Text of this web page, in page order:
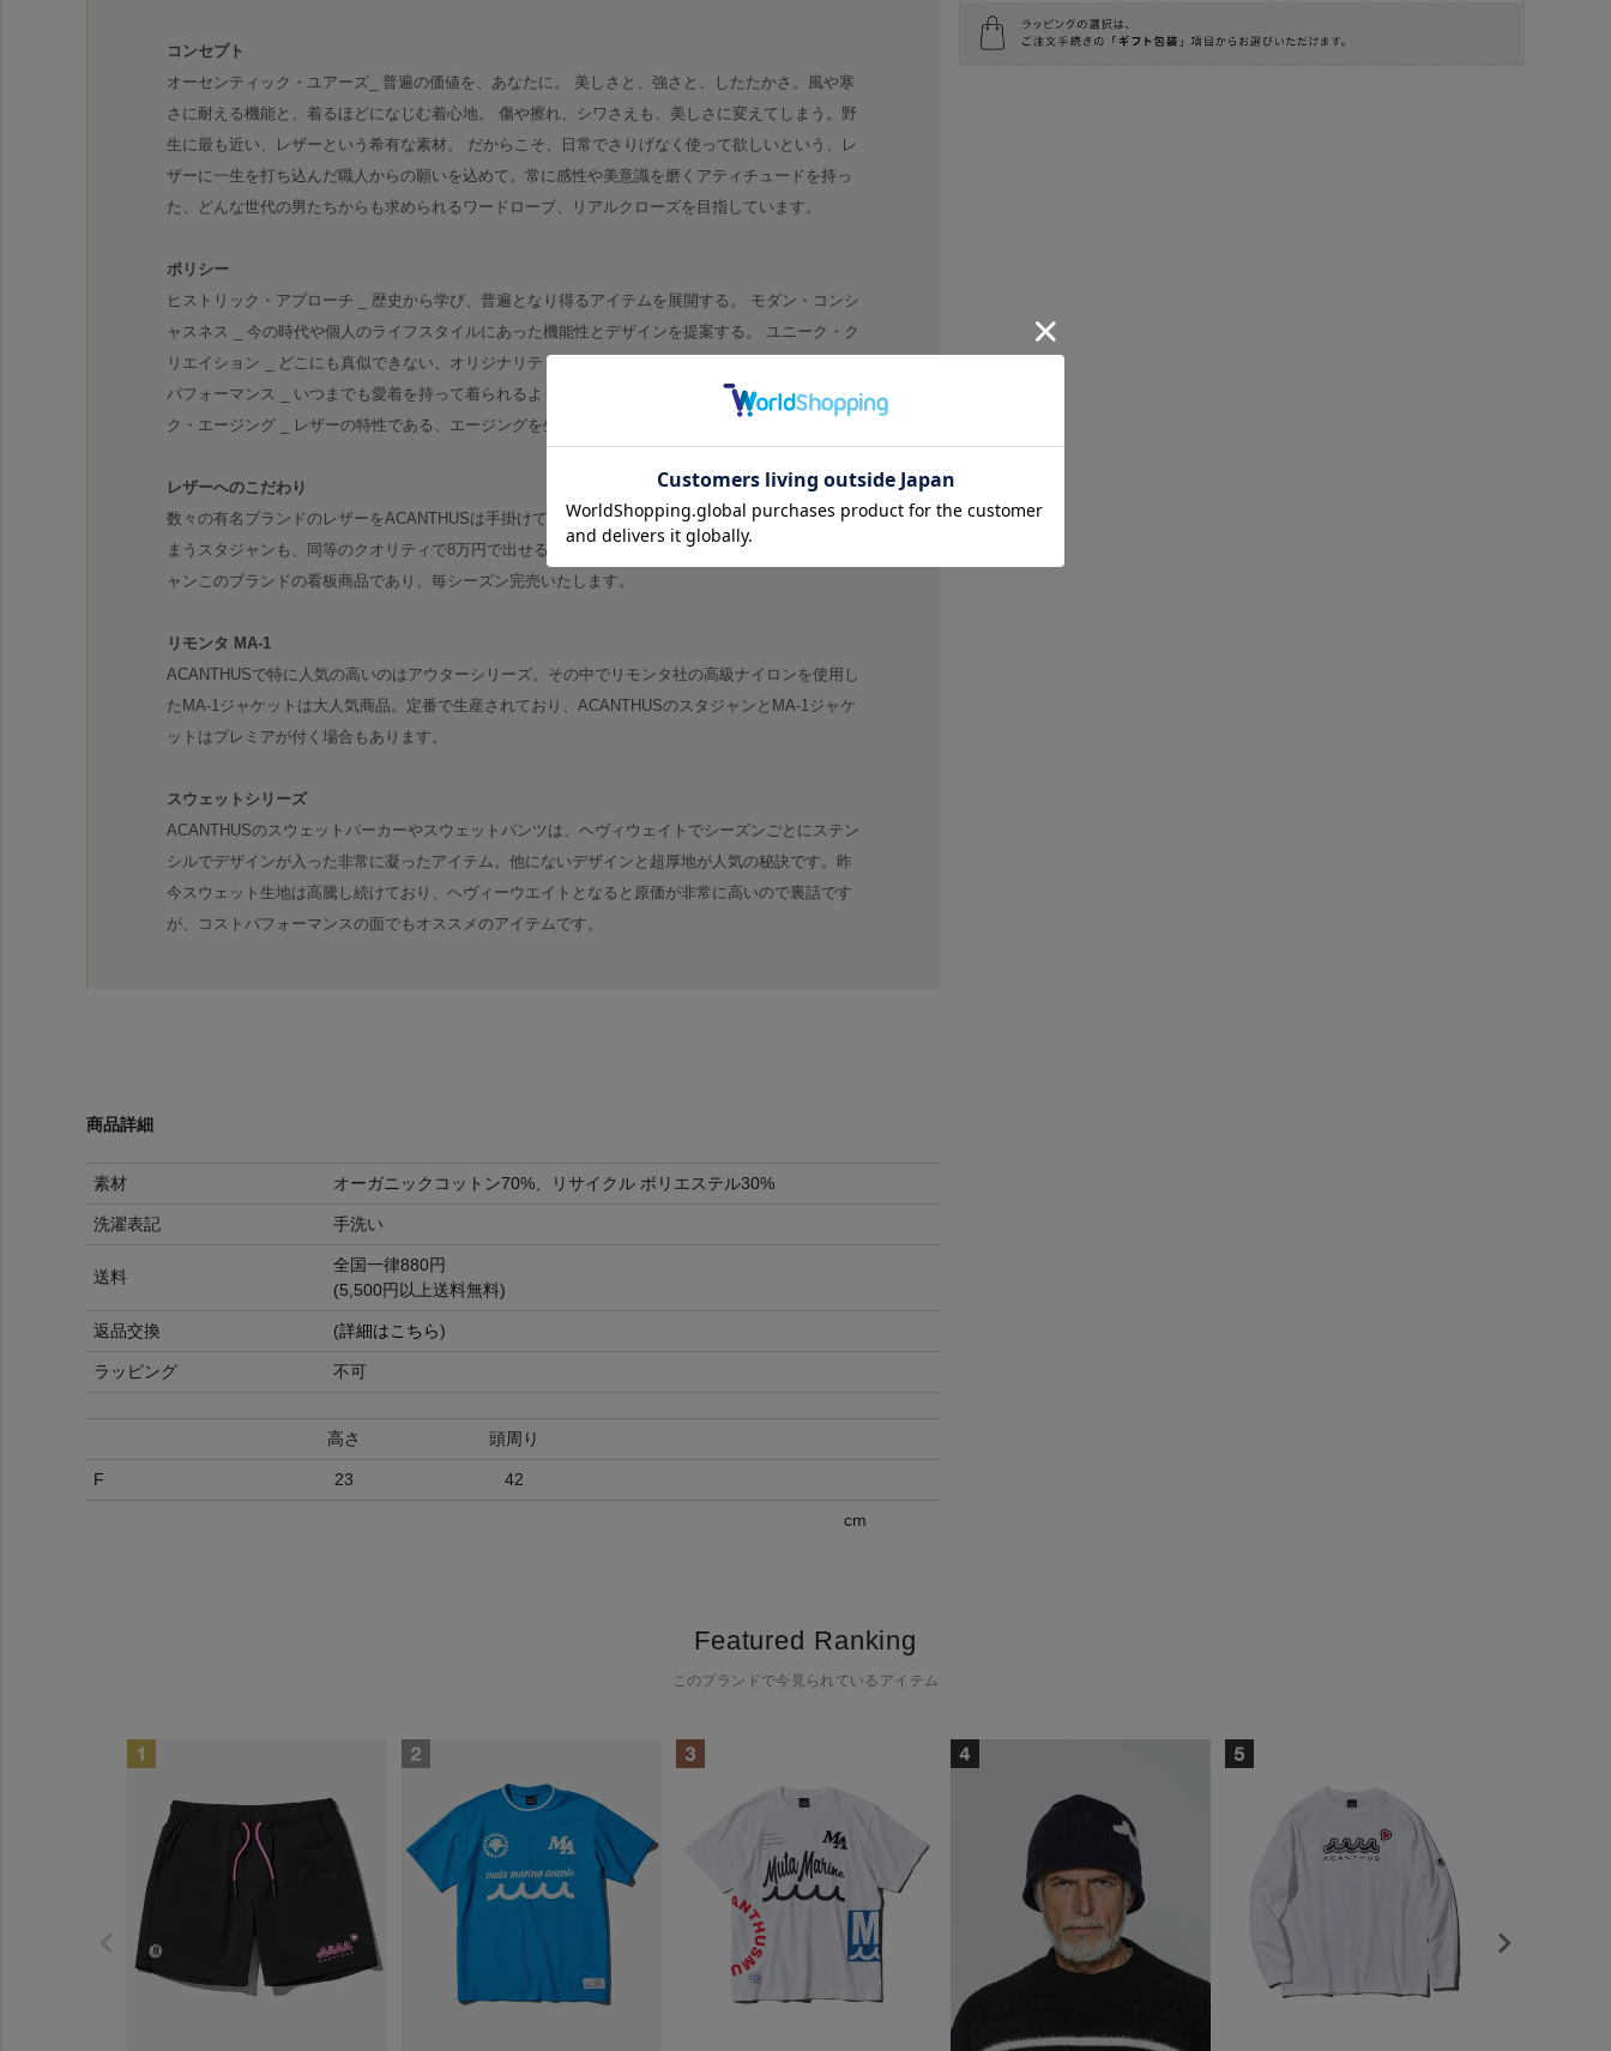
コンセプト
オーセンティック・ユアーズ_ 普遍の価値を、あなたに。 美しさと、強さと、したたかさ。風や寒
さに耐える機能と、着るほどになじむ着心地。 傷や擦れ、シワさえも、美しさに変えてしまう。野
生に最も近い、レザーという希有な素材。 だからこそ、日常でさりげなく使って欲しいという、レ
ザーに一生を打ち込んだ職人からの願いを込めて。常に感性や美意識を磨くアティチュードを持っ
た、どんな世代の男たちからも求められるワードローブ、リアルクローズを目指しています。
ポリシー
ヒストリック・アプローチ _ 歴史から学び、普遍となり得るアイテムを展開する。 モダン・コンシ
ャスネス _ 今の時代や個人のライフスタイルにあった機能性とデザインを提案する。 ユニーク・ク
リエイション _ どこにも真似できない、オリジナリティある手法や発想による物づくり。 ロング・
パフォーマンス _ いつまでも愛着を持って着られるような、クオリティの高さを実現する。 シン
ク・エージング _ レザーの特性である、エージングを生かした風合いを意識する。
レザーへのこだわり
数々の有名ブランドのレザーをACANTHUSは手掛けており、他では13万円を超える価格になってし
まうスタジャンも、同等のクオリティで8万円で出せるのも、自社で生産している強みです。スタジ
ャンこのブランドの看板商品であり、毎シーズン完売いたします。
リモンタ MA-1
ACANTHUSで特に人気の高いのはアウターシリーズ。その中でリモンタ社の高級ナイロンを使用し
たMA-1ジャケットは大人気商品。定番で生産されており、ACANTHUSのスタジャンとMA-1ジャケ
ットはプレミアが付く場合もあります。
スウェットシリーズ
ACANTHUSのスウェットパーカーやスウェットパンツは、ヘヴィウェイトでシーズンごとにステン
シルでデザインが入った非常に凝ったアイテム。他にないデザインと超厚地が人気の秘訣です。昨
今スウェット生地は高騰し続けており、ヘヴィーウエイトとなると原価が非常に高いので裏話です
が、コストパフォーマンスの面でもオススメのアイテムです。
商品詳細
素材 オーガニックコットン70%、リサイクル ポリエステル30%
洗濯表記 手洗い
送料
全国一律880円
(5,500円以上送料無料)
返品交換 (詳細はこちら)
ラッピング 不可
高さ 頭周り
F 23 42
cm
Featured Ranking
このブランドで今見られているアイテム